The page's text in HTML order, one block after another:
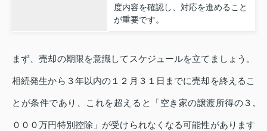
度内容を確認し、対応を進めること
が重要です。
まず、売却の期限を意識してスケジュールを立てましょう。
相続発生から３年以内の１２月３１日までに売却を終えるこ
とが条件であり、これを超えると「空き家の譲渡所得の３,
０００万円特別控除」が受けられなくなる可能性があります